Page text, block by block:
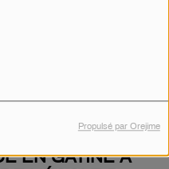
Propulsé par Orejime
LA
DE
FONT LA
AU BRIDGE
EN GÂTINE À